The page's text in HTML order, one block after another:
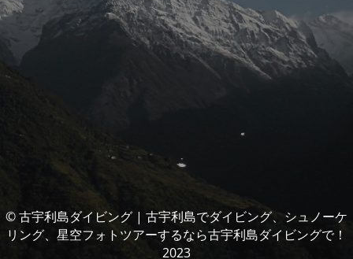
© 古宇利島ダイビング | 古宇利島でダイビング、シュノーケ
リング、星空フォトツアーするなら古宇利島ダイビングで！
2023